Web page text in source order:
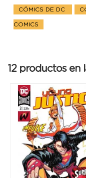
CÓMICS DE DC
COMICS
12 productos en